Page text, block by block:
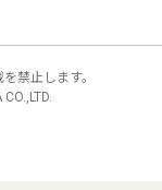
禁止します。